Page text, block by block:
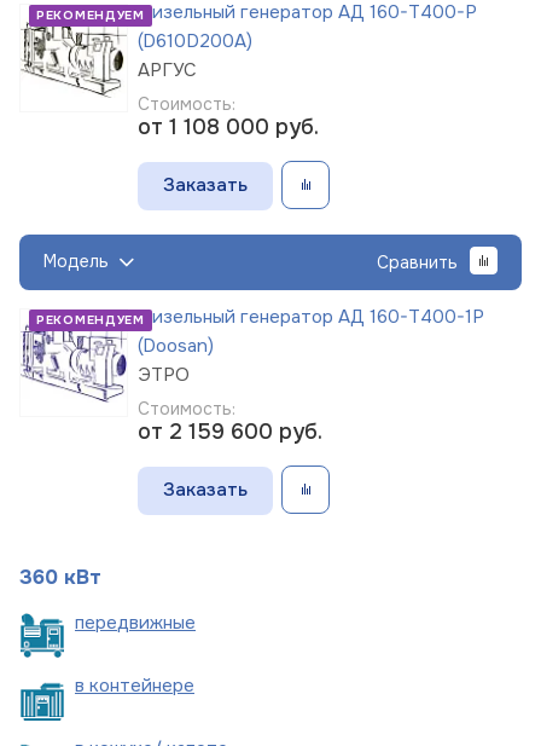
РЕКОМЕНДУЕМДизельный генератор АД 160-Т400-Р
(D610D200A)
АРГУС
Стоимость:
от 1 108 000 руб.
Заказать
Модель Сравнить
РЕКОМЕНДУЕМДизельный генератор АД 160-Т400-1Р
(Doosan)
ЭТРО
Стоимость:
от 2 159 600 руб.
Заказать
360 кВт
передвижные
в контейнере